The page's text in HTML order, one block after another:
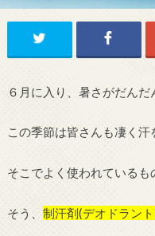
６月に入り、暑さがだんだ
この季節は皆さんも凄く汗
そこでよく使われているも
そう、 制汗剤(デオドラン